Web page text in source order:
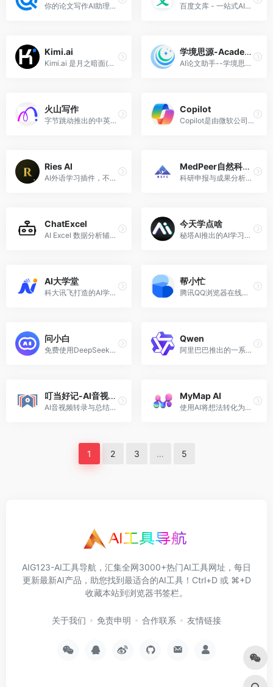
你的论文写作AI助理，永久免费文献管理工具，认准沁言学术 百度文库 - 一站式AI内容获取和创作平台
Kimi.ai
Kimi.ai 是月之暗面(Moonshot AI)公司推出的AI智能聊天机器人，能进行智能闲聊、解答问题，提供生活AI助手服务等。
学境思源-AcademicIdeas
AI论文助手--学境思源，为您的学术研究加速，一键开启您的学术灵感源！10分钟解决论文写作难题，100%AI原创，免费大纲随手编改，
火山写作
字节跳动推出的中英文AI写作、语法纠错、智能润色工具
Copilot
Copilot是由微软公司开发的一款AI生产力工具，旨在通过先进的人工智能技术，帮助用户快速完成各种任务，提升工作效率。
Ries AI
AI外语学习插件，不上课也能获得十倍提升
MedPeer自然科学基金
科研申报与成果分析的智能数据引擎
ChatExcel
AI Excel 数据分析辅助工具
今天学点啥
秘塔AI推出的AI学习助手
AI大学堂
科大讯飞打造的AI学习平台
帮小忙
腾讯QQ浏览器在线工具箱平台
问小白
免费使用DeepSeek满血版
Qwen
阿里巴巴推出的一系列AI大语言模型和多模态模型
叮当好记-AI音视频转图文
AI音视频转录与总结，内容学习效率 x10！
MyMap AI
使用AI将想法转化为图表
1 2 3 … 5
AIG123-AI工具导航，汇集全网3000+热门AI工具网址，每日
更新最新AI产品，助您找到最适合的AI工具！Ctrl+D 或 ⌘+D
收藏本站到浏览器书签栏。
关于我们 免责申明 合作联系 友情链接